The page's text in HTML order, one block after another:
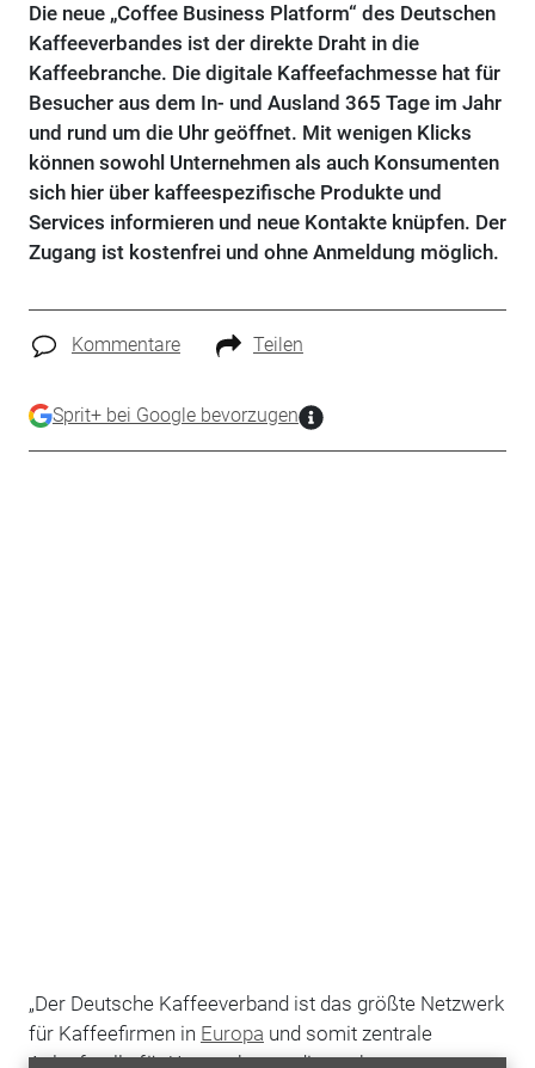
Die neue „Coffee Business Platform“ des Deutschen
Kaffeeverbandes ist der direkte Draht in die
Kaffeebranche. Die digitale Kaffeefachmesse hat für
Besucher aus dem In- und Ausland 365 Tage im Jahr
und rund um die Uhr geöffnet. Mit wenigen Klicks
können sowohl Unternehmen als auch Konsumenten
sich hier über kaffeespezifische Produkte und
Services informieren und neue Kontakte knüpfen. Der
Zugang ist kostenfrei und ohne Anmeldung möglich.
Kommentare Teilen
Sprit+ bei Google bevorzugen
„Der Deutsche Kaffeeverband ist das größte Netzwerk
für Kaffeefirmen in Europa und somit zentrale
Anlaufstelle für Unternehmen, die nach